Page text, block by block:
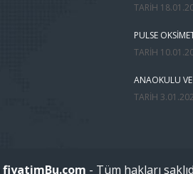
TARIH
PULSE
TARIH
ANAOKULU VE
TARIH
fiyatimBu.com - Tüm hakları